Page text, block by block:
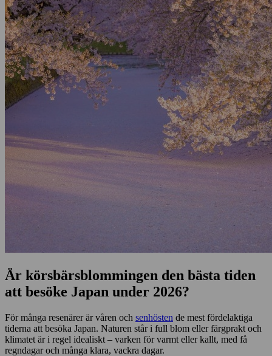
Är körsbärsblommingen den bästa tiden
att besöke Japan under 2026?
För många resenärer är våren och senhösten de mest fördelaktiga
tiderna att besöka Japan. Naturen står i full blom eller färgprakt och
klimatet är i regel idealiskt – varken för varmt eller kallt, med få
regndagar och många klara, vackra dagar.